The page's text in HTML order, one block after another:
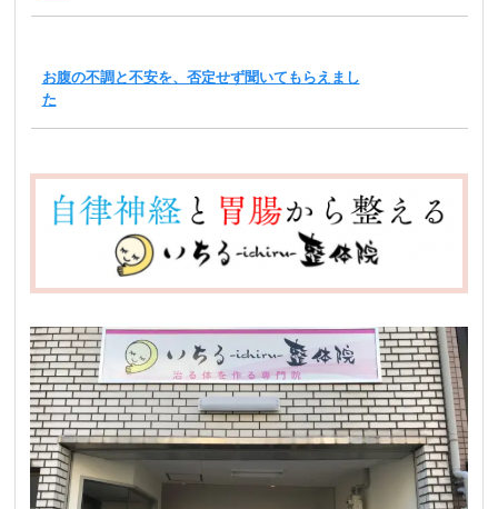
お腹の不調と不安を、否定せず聞いてもらえまし
た